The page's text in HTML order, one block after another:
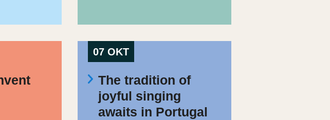
07 OKT
The tradition of
joyful singing
awaits in Portugal